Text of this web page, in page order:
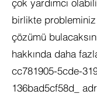
çok yardımcı
birlikte
çözümü
hakkında daha
cc781905-5cde-
136bad5cf58d_